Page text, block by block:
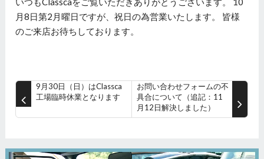
月8日第2月曜日ですが、祝日の為営業いたします。 皆様
のご来店お待ちしております。
9月30日（日）はClassca
工場臨時休業となります
お問い合わせフォームの不
具合について（追記：11
月12日解決しました）